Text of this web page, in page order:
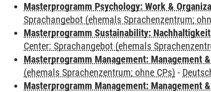
Masterprogramm Psychology: Work &
Sprachangebot (ehemals Sprachenzentrum;
Masterprogramm Sustainability:
Center: Sprachangebot (ehemals
Masterprogramm Management: Management
(ehemals Sprachenzentrum; ohne CPs) -
Masterprogramm Management: Management